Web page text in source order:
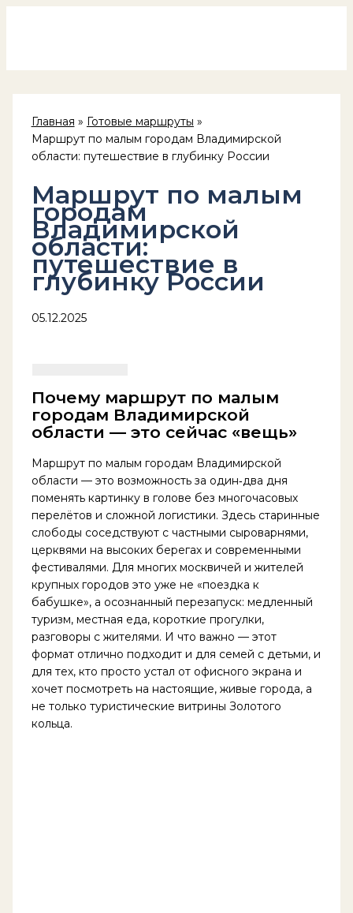
Главная
Готовые маршруты
Маршрут по малым городам Владимирской
области: путешествие в глубинку России
Маршрут по малым
городам
Владимирской
области:
путешествие в
глубинку России
05.12.2025
Почему маршрут по малым
городам Владимирской
области — это сейчас «вещь»
Маршрут по малым городам Владимирской
области — это возможность за один‑два дня
поменять картинку в голове без многочасовых
перелётов и сложной логистики. Здесь старинные
слободы соседствуют с частными сыроварнями,
церквями на высоких берегах и современными
фестивалями. Для многих москвичей и жителей
крупных городов это уже не «поездка к
бабушке», а осознанный перезапуск: медленный
туризм, местная еда, короткие прогулки,
разговоры с жителями. И что важно — этот
формат отлично подходит и для семей с детьми, и
для тех, кто просто устал от офисного экрана и
хочет посмотреть на настоящие, живые города, а
не только туристические витрины Золотого
кольца.